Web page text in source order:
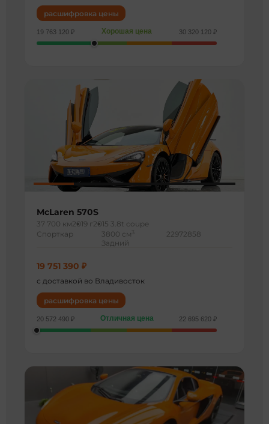
расшифровка цены
19 763 120 ₽ Хорошая цена 30 320 120 ₽
McLaren 570S
37 700 км2019 г 2015 3.8t coupe
Спорткар
3800 см 3
Задний
22972858
19 751 390 ₽
с доставкой во Владивосток
расшифровка цены
20 572 490 ₽ Отличная цена 22 695 620 ₽